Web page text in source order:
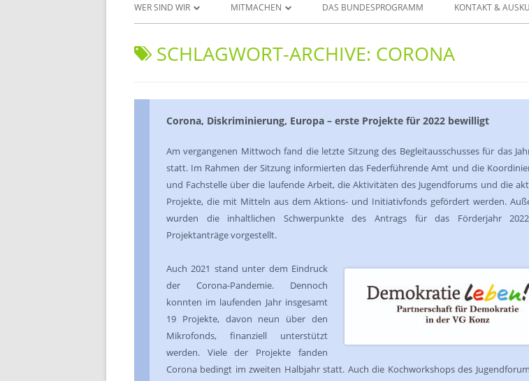
WER SIND WIR
UNSERE AKTIVITÄTEN
DAS BERATUNGSGREMIUM
MITMACHEN DAS BUNDESPROGRAMM KONTAKT &
SCHLAGWORT-ARCHIVE: CORONA
Corona, Diskriminierung, Europa – erste Projekte für 2022 bewilligt
Am vergangenen Mittwoch fand die letzte Sitzung des Begleitausschusses für das
statt. Im Rahmen der Sitzung informierten das Federführende Amt und die
und Fachstelle über die laufende Arbeit, die Aktivitäten des Jugendforums und die
Projekte, die mit Mitteln aus dem Aktions- und Initiativfonds gefördert werden.
wurden die inhaltlichen Schwerpunkte des Antrags für das Förderjahr
Projektanträge vorgestellt.
Auch 2021 stand unter dem Eindruck
der Corona-Pandemie. Dennoch
konnten im laufenden Jahr insgesamt
19 Projekte, davon neun über den
Mikrofonds, finanziell unterstützt
werden. Viele der Projekte fanden
Corona bedingt im zweiten Halbjahr statt. Auch die Kochworkshops des